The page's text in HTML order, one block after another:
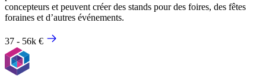
concepteurs et peuvent créer des stands pour des foires, des fêtes
foraines et d’autres événements.
37 - 56k €